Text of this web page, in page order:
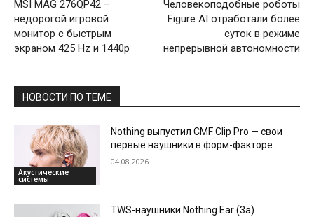
MSI MAG 276QP42 –
недорогой игровой
монитор с быстрым
экраном 425 Hz и 1440p
Человекоподобные роботы
Figure AI отработали более
суток в режиме
непрерывной автономности
НОВОСТИ ПО ТЕМЕ
Акустические
системы
Nothing выпустил CMF Clip Pro — свои
первые наушники в форм-факторе
клипс
04.08.2026
TWS-наушники Nothing Ear (3a)